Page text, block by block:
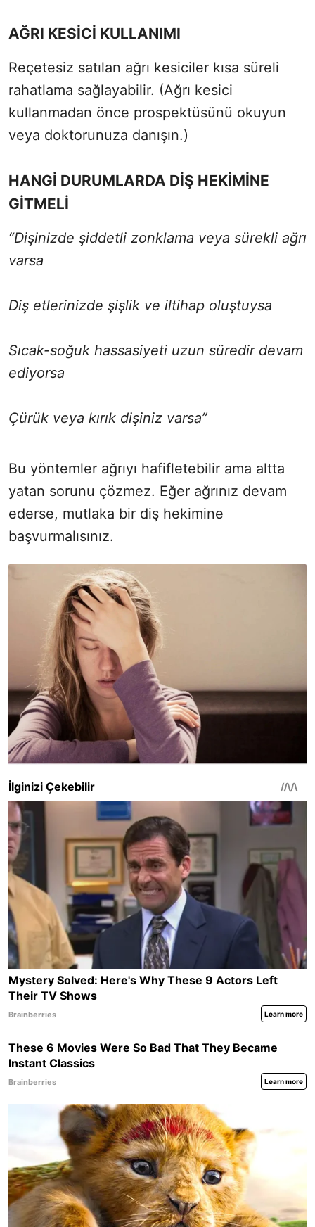
AĞRI KESİCİ KULLANIMI
Reçetesiz satılan ağrı kesiciler kısa süreli
rahatlama sağlayabilir. (Ağrı kesici
kullanmadan önce prospektüsünü okuyun
veya doktorunuza danışın.)
HANGİ DURUMLARDA DİŞ HEKİMİNE
GİTMELİ
“Dişinizde şiddetli zonklama veya sürekli ağrı
varsa
Diş etlerinizde şişlik ve iltihap oluştuysa
Sıcak-soğuk hassasiyeti uzun süredir devam
ediyorsa
Çürük veya kırık dişiniz varsa”
Bu yöntemler ağrıyı hafifletebilir ama altta
yatan sorunu çözmez. Eğer ağrınız devam
ederse, mutlaka bir diş hekimine
başvurmalısınız.